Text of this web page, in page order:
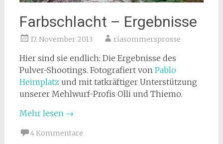
Farbschlacht – Ergebnisse
17. November 2013 riasommersprosse
Hier sind sie endlich: Die Ergebnisse des
Pulver-Shootings. Fotografiert von Pablo
Heimplatz und mit tatkräftiger Unterstützung
unserer Mehlwurf-Profis Olli und Thiemo.
Mehr lesen →
4 Kommentare